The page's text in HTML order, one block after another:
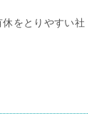
をとりやすい社